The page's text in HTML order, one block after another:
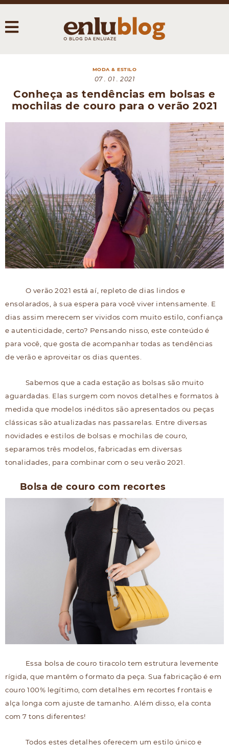
MODA & ESTILO
07 . 01 . 2021
Conheça as tendências em bolsas e
mochilas de couro para o verão 2021
O verão 2021 está aí, repleto de dias lindos e
ensolarados, à sua espera para você viver intensamente. E
dias assim merecem ser vividos com muito estilo, confiança
e autenticidade, certo? Pensando nisso, este conteúdo é
para você, que gosta de acompanhar todas as tendências
de verão e aproveitar os dias quentes.
Sabemos que a cada estação as bolsas são muito
aguardadas. Elas surgem com novos detalhes e formatos à
medida que modelos inéditos são apresentados ou peças
clássicas são atualizadas nas passarelas. Entre diversas
novidades e estilos de bolsas e mochilas de couro,
separamos três modelos, fabricadas em diversas
tonalidades, para combinar com o seu verão 2021.
Bolsa de couro com recortes
Essa bolsa de couro tiracolo tem estrutura levemente
rígida, que mantêm o formato da peça. Sua fabricação é em
couro 100% legítimo, com detalhes em recortes frontais e
alça longa com ajuste de tamanho. Além disso, ela conta
com 7 tons diferentes!
Todos estes detalhes oferecem um estilo único e